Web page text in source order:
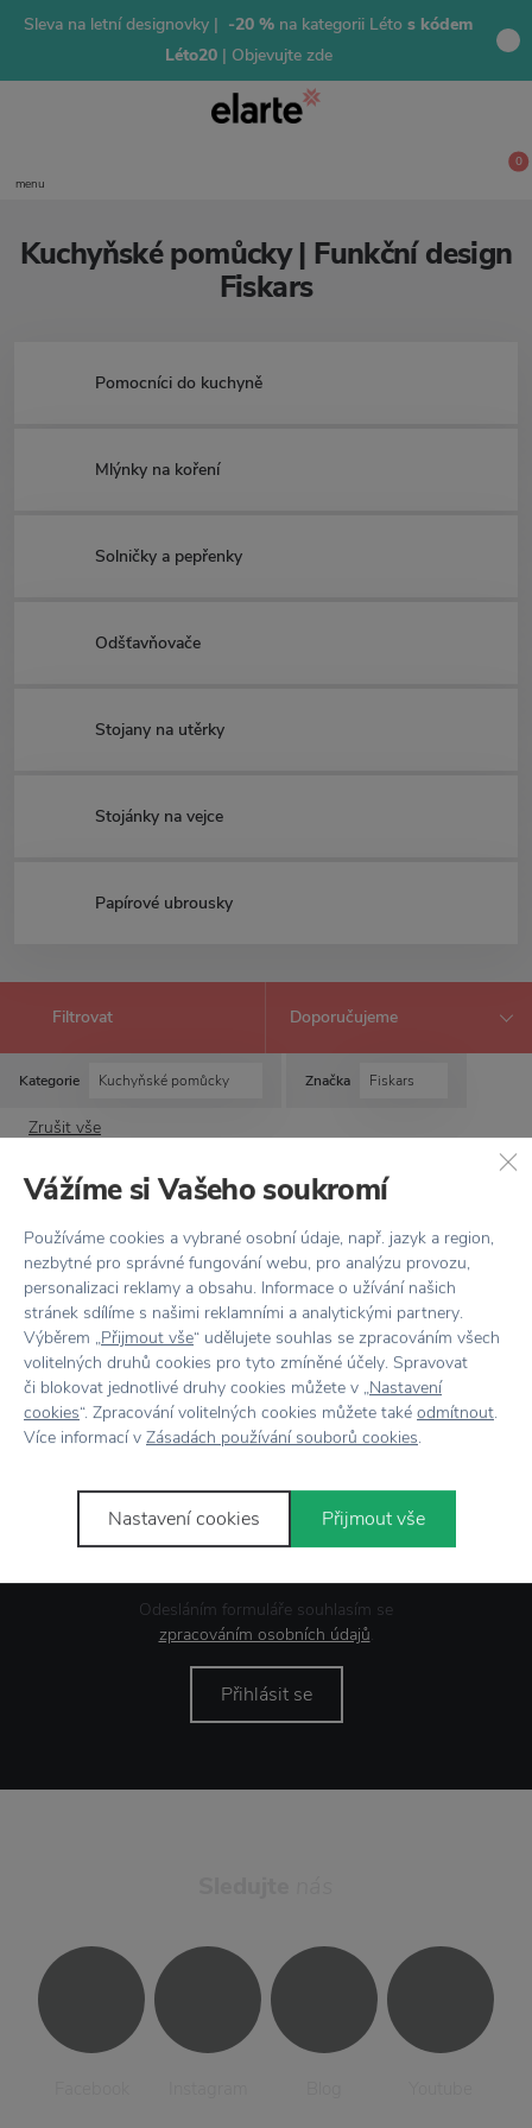
Sleva na letní designovky | -20 % na kategorii Léto s kódem
Léto20 | Objevujte zde
menu
0
Kuchyňské pomůcky | Funkční design
Fiskars
Pomocníci do kuchyně
Mlýnky na koření
Solničky a pepřenky
Odšťavňovače
Stojany na utěrky
Stojánky na vejce
Papírové ubrousky
Filtrovat
Kategorie Kuchyňské pomůcky Značka Fiskars
Zrušit vše
Nebyly nalezeny žádné produkty
Novinkye-mailem
Odesláním formuláře souhlasím se
zpracováním osobních údajů.
Přihlásit se
Vážíme si Vašeho soukromí
Používáme cookies a vybrané osobní údaje, např. jazyk a region,
nezbytné pro správné fungování webu, pro analýzu provozu,
personalizaci reklamy a obsahu. Informace o užívání našich
stránek sdílíme s našimi reklamními a analytickými partnery.
Výběrem „Přijmout vše“ udělujete souhlas se zpracováním všech
volitelných druhů cookies pro tyto zmíněné účely. Spravovat
či blokovat jednotlivé druhy cookies můžete v „Nastavení
cookies“. Zpracování volitelných cookies můžete také odmítnout.
Více informací v Zásadách používání souborů cookies.
Nastavení cookies Přijmout vše